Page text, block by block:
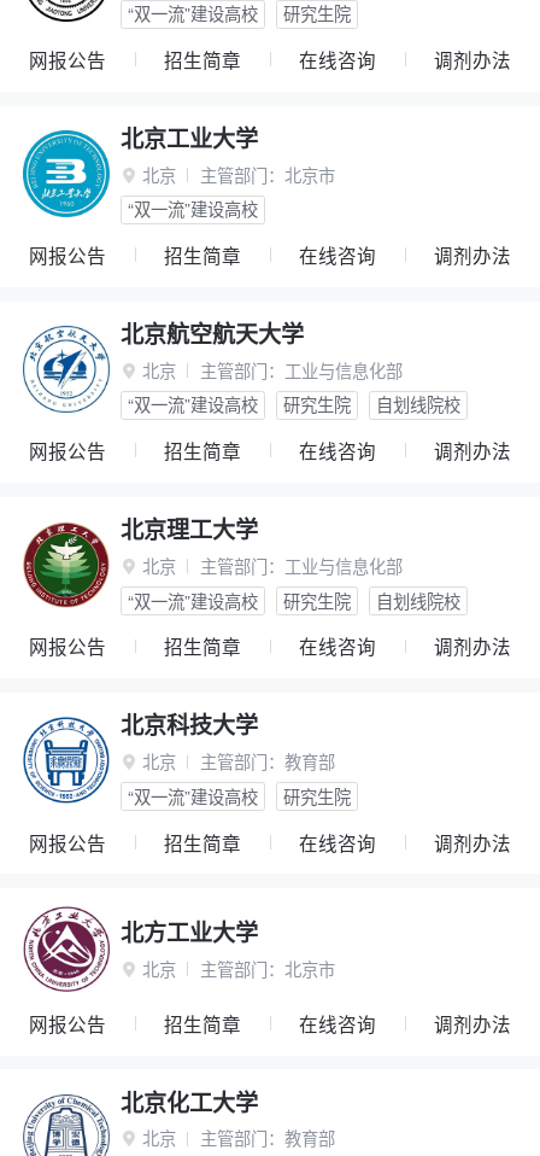
“双一流”建设高校
研究生院
网报公告 招生简章 在线咨询 调剂办法
北京工业大学
 北京 主管部门： 北京市
“双一流”建设高校
网报公告 招生简章 在线咨询 调剂办法
北京航空航天大学
 北京 主管部门： 工业与信息化部
“双一流”建设高校
研究生院 自划线院校
网报公告 招生简章 在线咨询 调剂办法
北京理工大学
 北京 主管部门： 工业与信息化部
“双一流”建设高校
研究生院 自划线院校
网报公告 招生简章 在线咨询 调剂办法
北京科技大学
 北京 主管部门： 教育部
“双一流”建设高校
研究生院
网报公告 招生简章 在线咨询 调剂办法
北方工业大学
 北京 主管部门： 北京市
网报公告 招生简章 在线咨询 调剂办法
北京化工大学
 北京 主管部门： 教育部